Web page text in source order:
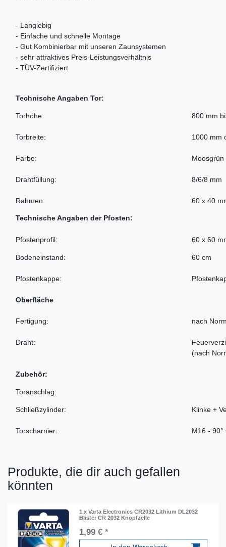
- Langlebig
- Einfache und schnelle Montage
- Gut Kombinierbar mit unseren Zaunsystemen
- sehr attraktives Preis-Leistungsverhältnis
- TÜV-Zertifiziert
Technische Angaben Tor:
Torhöhe:
Torbreite:
Farbe:
Drahtfüllung:
Rahmen:
800 mm
1000 mm
Moosgrün
8/6/8 mm
60 x 40
Technische Angaben der Pfosten:
Pfostenprofil:
Bodeneinstand:
Pfostenkappe:
60 x 60
60 cm
Oberfläche
Fertigung:
Draht:
nach
(nach
Zubehör:
Toranschlag:
Schließzylinder:
Torscharnier:
Klinke +
M16 - 90°
Produkte, die dir auch gefallen
könnten
1 x Varta Electronics CR2032 Lithium DL2032
Blister CR 2032 Knopfzelle
1,99 € *